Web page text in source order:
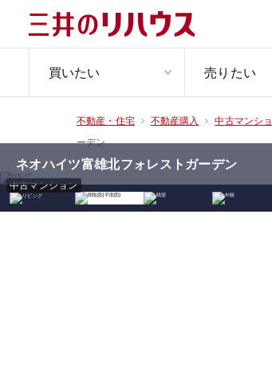
買いたい 売りたい
不動産・住宅 不動産購入 中古マンシ
ーデン
中古マンション
ネオハイツ富雄北フォレストガーデン